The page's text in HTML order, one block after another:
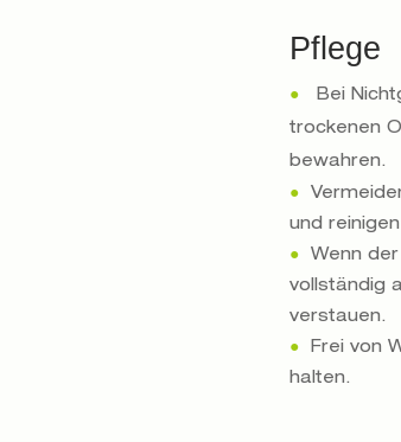
Pflege
●
Bei
trockenen
bewahren.
●
und
● Wenn
vollständig
verstauen.
●Frei von
halten.